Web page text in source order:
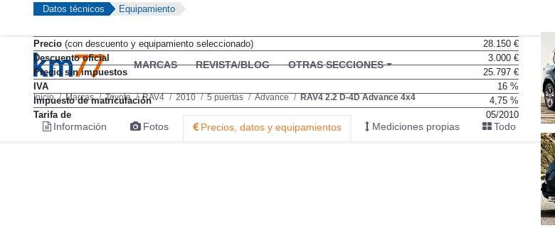
MARCAS REVISTA/BLOG OTRAS SECCIONES
Inicio Marcas Toyota RAV4 2010 5 puertas Advance RAV4 2.2 D-4D Advance 4x4
Información Fotos Precios, datos y equipamientos Mediciones propias Todo
Datos técnicos Equipamiento
Precio (con descuento y equipamiento seleccionado)
28.150 €
Descuento oficial
3.000 €
Precio sin impuestos
25.797 €
IVA
16 %
Impuesto de matriculación
4,75 %
Tarifa de
05/2010